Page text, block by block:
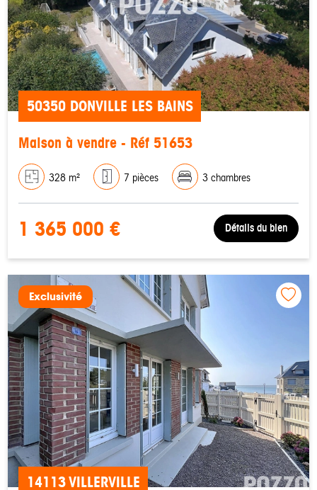
50350 DONVILLE LES BAINS
Maison à vendre - Réf 51653
328 m² 7 pièces 3 chambres
1 365 000 € Détails du bien
Exclusivité
14113 VILLERVILLE